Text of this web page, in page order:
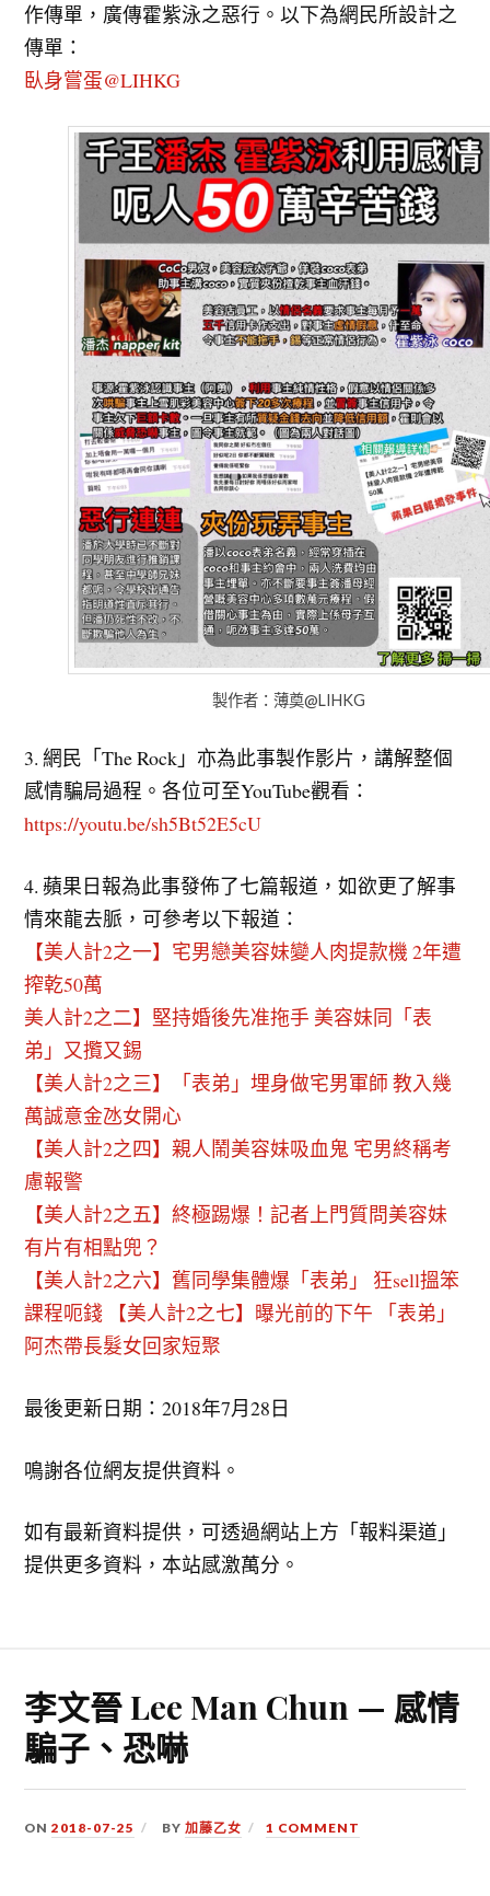
作傳單，廣傳霍紫泳之惡行。以下為網民所設計之
傳單：
臥身嘗蛋@LIHKG
製作者：薄奠@LIHKG
3. 網民「The Rock」亦為此事製作影片，講解整個
感情騙局過程。各位可至YouTube觀看：
https://youtu.be/sh5Bt52E5cU
4. 蘋果日報為此事發佈了七篇報道，如欲更了解事
情來龍去脈，可參考以下報道：
【美人計2之一】宅男戀美容妹變人肉提款機 2年遭
搾乾50萬
美人計2之二】堅持婚後先准拖手 美容妹同「表
弟」又攬又錫
【美人計2之三】「表弟」埋身做宅男軍師 教入幾
萬誠意金氹女開心
【美人計2之四】親人鬧美容妹吸血鬼 宅男終稱考
慮報警
【美人計2之五】終極踢爆！記者上門質問美容妹
有片有相點兜？
【美人計2之六】舊同學集體爆「表弟」 狂sell搵笨
課程呃錢 【美人計2之七】曝光前的下午 「表弟」
阿杰帶長髮女回家短聚
最後更新日期：2018年7月28日
鳴謝各位網友提供資料。
如有最新資料提供，可透過網站上方「報料渠道」
提供更多資料，本站感激萬分。
李文晉 Lee Man Chun — 感情
騙子、恐嚇
ON2018-07-25 BY加藤乙女 1 COMMENT